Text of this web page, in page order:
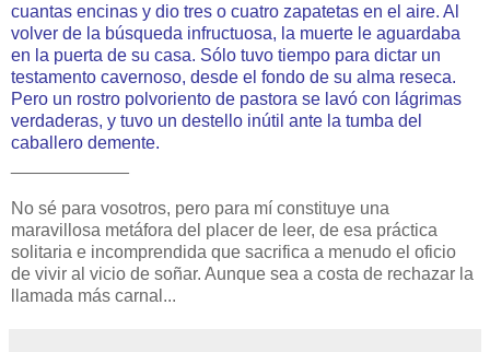
cuantas encinas y dio tres o cuatro zapatetas en el aire. Al
volver de la búsqueda infructuosa, la muerte le aguardaba
en la puerta de su casa. Sólo tuvo tiempo para dictar un
testamento cavernoso, desde el fondo de su alma reseca.
Pero un rostro polvoriento de pastora se lavó con lágrimas
verdaderas, y tuvo un destello inútil ante la tumba del
caballero demente.
No sé para vosotros, pero para mí constituye una
maravillosa metáfora del placer de leer, de esa práctica
solitaria e incomprendida que sacrifica a menudo el oficio
de vivir al vicio de soñar. Aunque sea a costa de rechazar la
llamada más carnal...